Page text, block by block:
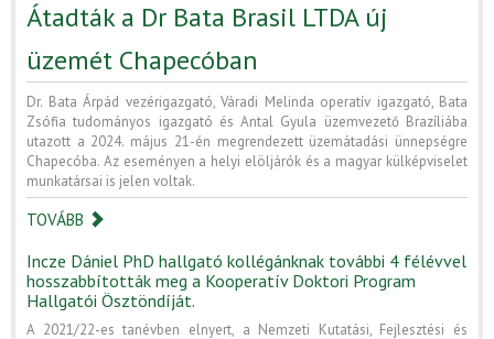
Átadták a Dr Bata Brasil LTDA új
üzemét Chapecóban
Dr. Bata Árpád vezérigazgató, Váradi Melinda operatív igazgató, Bata
Zsófia tudományos igazgató és Antal Gyula üzemvezető Brazíliába
utazott a 2024. május 21-én megrendezett üzemátadási ünnepségre
Chapecóba. Az eseményen a helyi elöljárók és a magyar külképviselet
munkatársai is jelen voltak.
TOVÁBB
Incze Dániel PhD hallgató kollégánknak további 4 félévvel
hosszabbították meg a Kooperatív Doktori Program
Hallgatói Ösztöndíját.
A 2021/22-es tanévben elnyert, a Nemzeti Kutatási, Fejlesztési és